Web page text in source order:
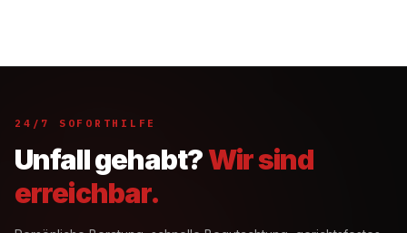
24/7 SOFORTHILFE
Unfall gehabt?Wir sind
erreichbar.